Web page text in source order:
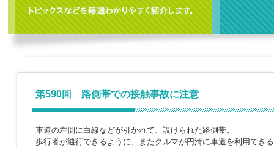
第590回 路側帯での接触事故に注意
車道の左側に白線などが引かれて、設けられた路側帯。
歩行者が通行できるように、またクルマが円滑に車道を利用でき